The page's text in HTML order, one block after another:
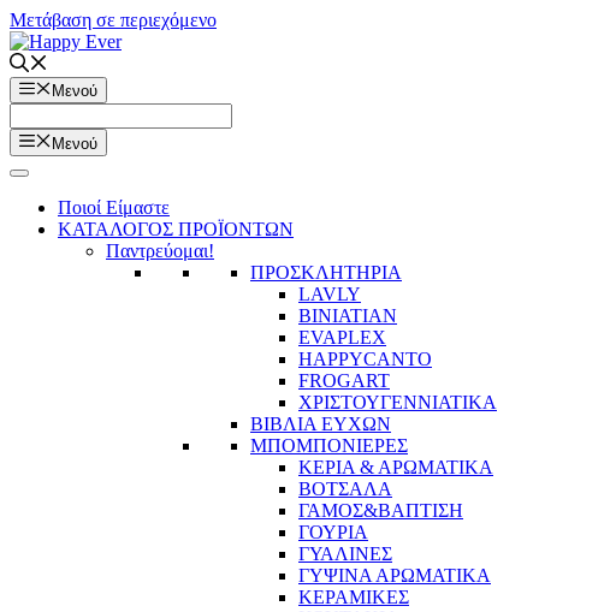
Μετάβαση σε περιεχόμενο
Μενού
Μενού
Ποιοί Είμαστε
ΚΑΤΑΛΟΓΟΣ ΠΡΟΪΟΝΤΩΝ
Παντρεύομαι!
ΠΡΟΣΚΛΗΤΗΡΙΑ
LAVLY
BINIATIAN
EVAPLEX
HAPPYCANTO
FROGART
ΧΡΙΣΤΟΥΓΕΝΝΙΑΤΙΚΑ
ΒΙΒΛΙΑ ΕΥΧΩΝ
ΜΠΟΜΠΟΝΙΕΡΕΣ
ΚΕΡΙΑ & ΑΡΩΜΑΤΙΚΑ
ΒΟΤΣΑΛΑ
ΓΑΜΟΣ&ΒΑΠΤΙΣΗ
ΓΟΥΡΙΑ
ΓΥΑΛΙΝΕΣ
ΓΥΨΙΝΑ ΑΡΩΜΑΤΙΚΑ
ΚΕΡΑΜΙΚΕΣ